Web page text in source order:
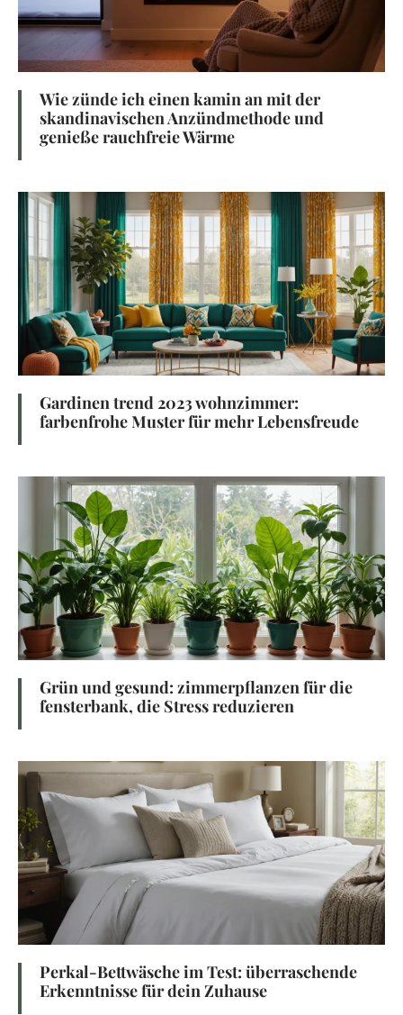
Wie zünde ich einen kamin an mit der
skandinavischen Anzündmethode und
genieße rauchfreie Wärme
Gardinen trend 2023 wohnzimmer:
farbenfrohe Muster für mehr Lebensfreude
Grün und gesund: zimmerpflanzen für die
fensterbank, die Stress reduzieren
Perkal-Bettwäsche im Test: überraschende
Erkenntnisse für dein Zuhause